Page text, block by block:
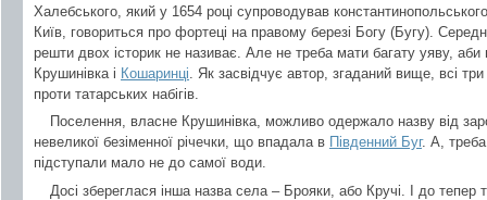
Халебського, який у 1654 році супроводував
Київ, говориться про фортеці на правому березі Богу (Бугу).
решти двох історик не називає. Але не треба мати багату уяву, аби
Крушинівка і Кошаринці . Як засвідчує автор, згаданий вище, всі
проти татарських набігів.
Поселення, власне Крушинівка, можливо одержало назву від
невеликої безіменної річечки, що впадала в Південний Буг. А, треба
підступали мало не до самої води.
Досі збереглася інша назва села – Брояки, або Кручі. І до